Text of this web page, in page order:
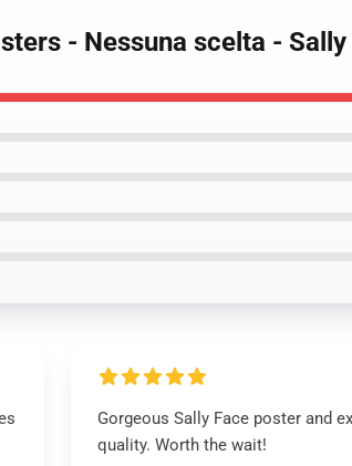
- Nessuna scelta -
Gorgeous Sally Face poster and
quality. Worth the wait!